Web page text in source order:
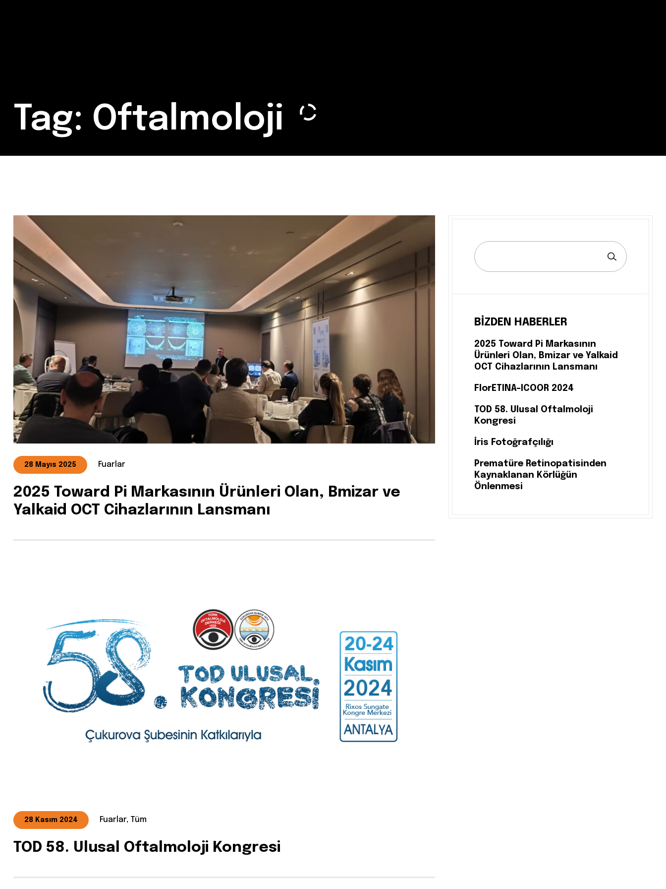
Tag: Oftalmoloji
28 Mayıs 2025 Fuarlar
2025 Toward Pi Markasının Ürünleri Olan, Bmizar ve
Yalkaid OCT Cihazlarının Lansmanı
28 Kasım 2024 Fuarlar, Tüm
TOD 58. Ulusal Oftalmoloji Kongresi
BIZDEN HABERLER
2025 Toward Pi Markasının
Ürünleri Olan, Bmizar ve Yalkaid
OCT Cihazlarının Lansmanı
FlorETINA-ICOOR 2024
TOD 58. Ulusal Oftalmoloji
Kongresi
İris Fotoğrafçılığı
Prematüre Retinopatisinden
Kaynaklanan Körlüğün
Önlenmesi